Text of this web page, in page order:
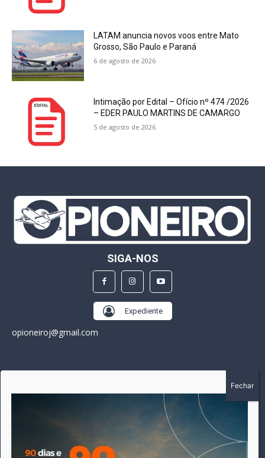
LATAM anuncia novos voos entre Mato
Grosso, São Paulo e Paraná
6 de agosto de 2026
Intimação por Edital – Ofício nº 474 /2026
– EDER PAULO MARTINS DE CAMARGO
5 de agosto de 2026
SIGA-NOS
Expediente
opioneiroj@gmail.com
A história do Pioneiro inicia em fevereiro de 2005 em
Canarana - MT, na época, como um jornal impresso semanal,
que chegou a possuir mil assinantes. Durante 15 anos, foram
publicadas 691 edições que narraram os acontecimentos
políticos, policiais e cotidianos de Canarana e região. Fiel a sua